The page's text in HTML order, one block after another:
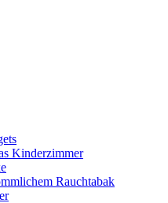
Kinderzimmer
Rauchtabak